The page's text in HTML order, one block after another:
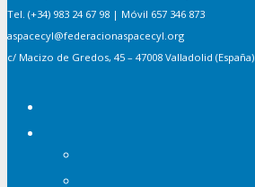
Tel. (+34) 983 24 67 98 | Móvil 657 346 873
aspacecyl@federacionaspacecyl.org
c/ Macizo de Gredos, 45 – 47008 Valladolid (España).